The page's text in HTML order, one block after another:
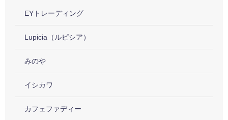
EYトレーディング
Lupicia（ルピシア）
みのや
イシカワ
カフェファディー